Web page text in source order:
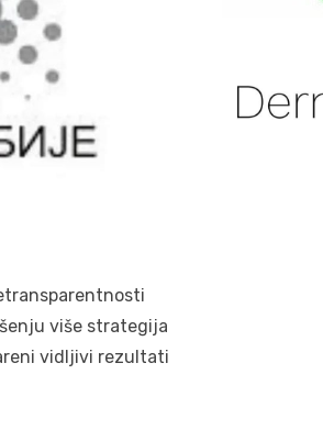
više strategija
vidljivi rezultati